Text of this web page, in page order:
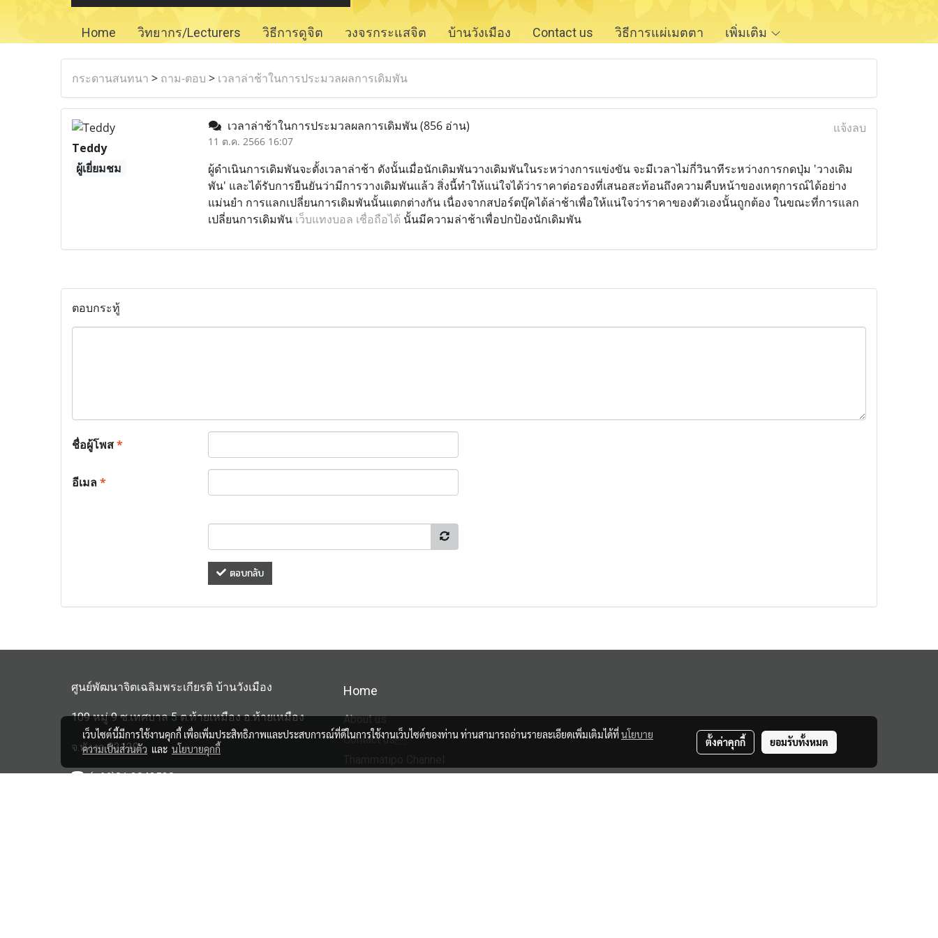
Home วิทยากร/Lecturers วิธีการดูจิต วงจรกระแสจิต บ้านวังเมือง Contact us วิธีการแผ่เมตตา เพิ่มเติม
กระดานสนทนา > ถาม-ตอบ > เวลาล่าช้าในการประมวลผลการเดิมพัน
Teddy
ผู้เยี่ยมชม
เวลาล่าช้าในการประมวลผลการเดิมพัน(856 อ่าน)
11 ต.ค. 2566 16:07
แจ้งลบ
ผู้ดำเนินการเดิมพันจะตั้งเวลาล่าช้า ดังนั้นเมื่อนักเดิมพันวางเดิมพันในระหว่างการแข่งขัน จะมีเวลาไม่กี่วินาทีระหว่างการกดปุ่ม 'วางเดิม
พัน' และได้รับการยืนยันว่ามีการวางเดิมพันแล้ว สิ่งนี้ทำให้แน่ใจได้ว่าราคาต่อรองที่เสนอสะท้อนถึงความคืบหน้าของเหตุการณ์ได้อย่าง
แม่นยำ การแลกเปลี่ยนการเดิมพันนั้นแตกต่างกัน เนื่องจากสปอร์ตบุ๊คได้ล่าช้าเพื่อให้แน่ใจว่าราคาของตัวเองนั้นถูกต้อง ในขณะที่การแลก
เปลี่ยนการเดิมพัน เว็บแทงบอล เชื่อถือได้ นั้นมีความล่าช้าเพื่อปกป้องนักเดิมพัน
ตอบกระทู้
ชื่อผู้โพส*
อีเมล*
ตอบกลับ
ศูนย์พัฒนาจิตเฉลิมพระเกียรติ บ้านวังเมือง
109 หมู่ 9 ซ.เทศบาล 5 ต.ท้ายเหมือง อ.ท้ายเหมือง
จ.พังงา 82120
(+66)81 3043528
Home
About us
Contact us
เว็บไซต์นี้มีการใช้งานคุกกี้ เพื่อเพิ่มประสิทธิภาพและประสบการณ์ที่ดีในการใช้งานเว็บไซต์ของท่าน ท่านสามารถอ่านรายละเอียดเพิ่มเติมได้ที่นโยบาย
ความเป็นส่วนตัว และ นโยบายคุกกี้
ตั้งค่าคุกกี้ ยอมรับทั้งหมด